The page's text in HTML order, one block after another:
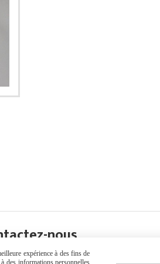
nous
expérience à des fins de
des informations personnelles